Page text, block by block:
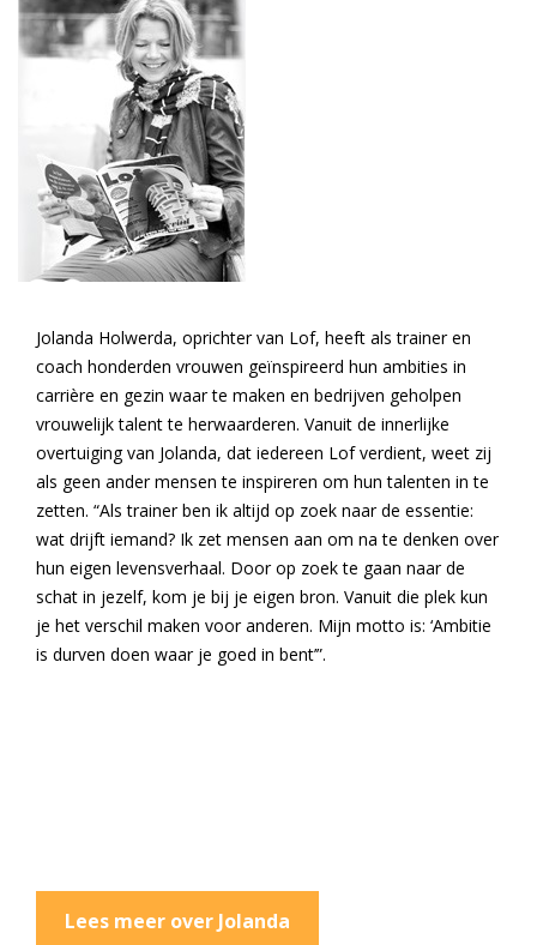
Jolanda Holwerda, oprichter van Lof, heeft als trainer en
coach honderden vrouwen geïnspireerd hun ambities in
carrière en gezin waar te maken en bedrijven geholpen
vrouwelijk talent te herwaarderen. Vanuit de innerlijke
overtuiging van Jolanda, dat iedereen Lof verdient, weet zij
als geen ander mensen te inspireren om hun talenten in te
zetten. “Als trainer ben ik altijd op zoek naar de essentie:
wat drijft iemand? Ik zet mensen aan om na te denken over
hun eigen levensverhaal. Door op zoek te gaan naar de
schat in jezelf, kom je bij je eigen bron. Vanuit die plek kun
je het verschil maken voor anderen. Mijn motto is: ‘Ambitie
is durven doen waar je goed in bent’”.
Lees meer over Jolanda